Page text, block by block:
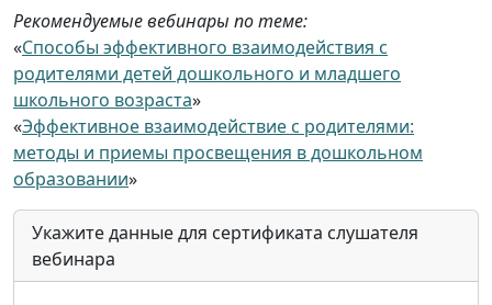
Рекомендуемые вебинары по теме:
«Способы эффективного взаимодействия с
родителями детей дошкольного и младшего
школьного возраста»
«Эффективное взаимодействие с родителями:
методы и приемы просвещения в дошкольном
образовании»
Укажите данные для сертификата слушателя
вебинара